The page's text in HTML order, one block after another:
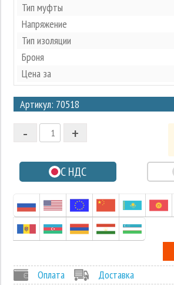
Тип муфты
Напряжение
Тип изоляции
Броня
Цена за
Артикул: 70518
3
2
1
-1
+
-
С НДС
Оплата
Доставка